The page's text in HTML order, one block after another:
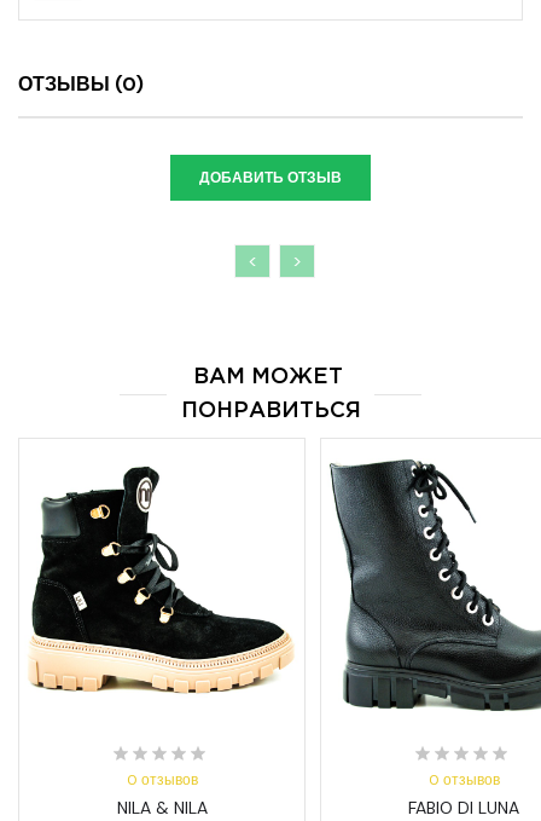
ОТЗЫВЫ (0)
ДОБАВИТЬ ОТЗЫВ
< >
ВАМ МОЖЕТ
ПОНРАВИТЬСЯ
0 отзывов
NILA & NILA
0 отзывов
FABIO DI LUNA